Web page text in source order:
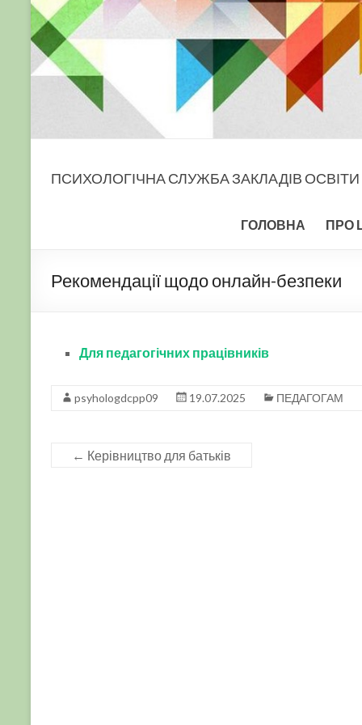
ПСИХОЛОГІЧНА СЛУЖБА ЗАКЛАДІВ ОСВІТИ
ГОЛОВНА ПРО
Рекомендації щодо онлайн-безпеки
Для педагогічних працівників
psyhologdcpp09 19.07.2025 ПЕДАГОГАМ
← Керівництво для батьків